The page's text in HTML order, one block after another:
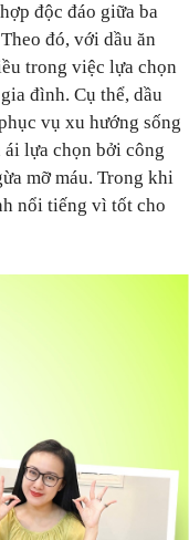
độc đáo giữa ba
đó, với dầu ăn
trong việc lựa chọn
đình. Cụ thể, dầu
vụ xu hướng sống
lựa chọn bởi công
mỡ máu. Trong khi
nổi tiếng vì tốt cho